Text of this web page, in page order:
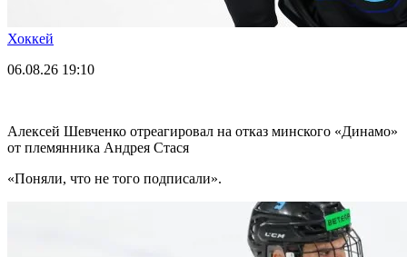
Хоккей
06.08.26 19:10
Алексей Шевченко отреагировал на отказ минского «Динамо»
от племянника Андрея Стася
«Поняли, что не того подписали».